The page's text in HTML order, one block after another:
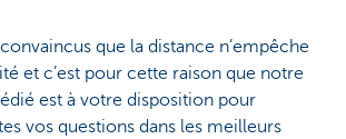
que la distance n’empêche
et c’est pour cette raison que notre
est à votre disposition pour
vos questions dans les meilleurs